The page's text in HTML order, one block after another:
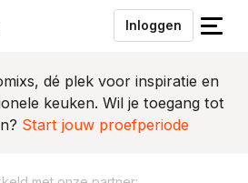
Inloggen
S
u
i
dé plek voor inspiratie en
keuken. Wil je toegang tot
Start jouw proefperiode